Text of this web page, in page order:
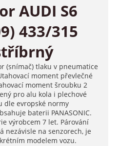
AUDI S6
433/315
(snímač) tlaku v pneumatice
moment převlečné
moment šroubku 2
pro alu kola i plechové
dle evropské normy
baterii PANASONIC.
výrobcem 7 let. Párování
nezávisle na senzorech, je
modelem vozu.